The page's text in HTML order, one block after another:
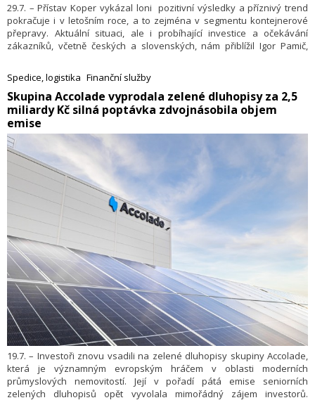
29.7. – Přístav Koper vykázal loni pozitivní výsledky a příznivý trend
pokračuje i v letošním roce, a to zejména v segmentu kontejnerové
přepravy. Aktuální situaci, ale i probíhající investice a očekávání
zákazníků, včetně českých a slovenských, nám přiblížil Igor Pamič,
Spedice, logistika Finanční služby
​Skupina Accolade vyprodala zelené dluhopisy za 2,5
miliardy Kč silná poptávka zdvojnásobila objem
emise
19.7. – Investoři znovu vsadili na zelené dluhopisy skupiny Accolade,
která je významným evropským hráčem v oblasti moderních
průmyslových nemovitostí. Její v pořadí pátá emise seniorních
zelených dluhopisů opět vyvolala mimořádný zájem investorů.